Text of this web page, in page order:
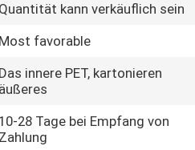
Quantität kann verkäuflich sein
Most favorable
Das innere PET, kartonieren
äußeres
10-28 Tage bei Empfang von
Zahlung